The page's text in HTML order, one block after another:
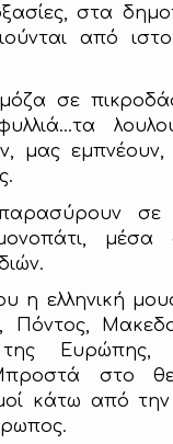
στα
από
σε
μας
σε
μέσα
η ελληνική
Ευρώπης,
στο
κάτω από